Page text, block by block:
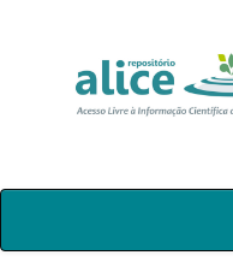
Skip